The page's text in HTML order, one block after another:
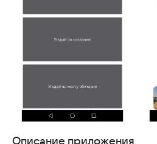
Описание приложения